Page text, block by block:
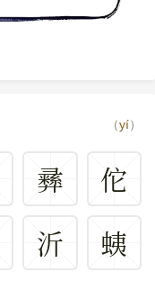
（yí）
彞
佗
沂 蛦